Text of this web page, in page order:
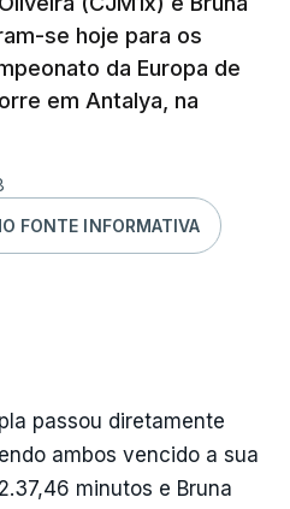
se hoje para os
da Europa de
em Antalya, na
FONTE INFORMATIVA
passou diretamente
ambos vencido a sua
minutos e Bruna